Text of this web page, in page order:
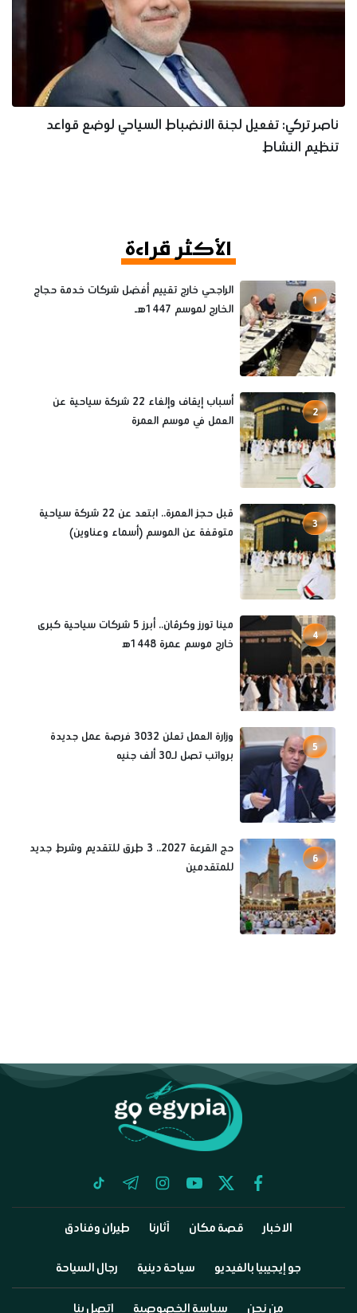
ناصر تركي: تفعيل لجنة الانضباط السياحي لوضع قواعد
تنظيم النشاط
الأكثر قراءة
1
الراجحي خارج تقييم أفضل شركات خدمة حجاج
الخارج لموسم 1447هـ
2
أسباب إيقاف وإلغاء 22 شركة سياحية عن
العمل في موسم العمرة
3
قبل حجز العمرة.. ابتعد عن 22 شركة سياحية
متوقفة عن الموسم (أسماء وعناوين)
4
مينا تورز وكرڤان.. أبرز 5 شركات سياحية كبرى
خارج موسم عمرة 1448ه‍
5
وزارة العمل تعلن 3032 فرصة عمل جديدة
برواتب تصل لـ30 ألف جنيه
6
حج القرعة 2027.. 3 طرق للتقديم وشرط جديد
للمتقدمين
facebook
twitter
youtube
instagram
telegram
tiktok
الاخبار قصة مكان آثارنا طيران وفنادق
جو إيجيبيا بالفيديو سياحة دينية رجال السياحة
من نحن سياسة الخصوصية اتصل بنا